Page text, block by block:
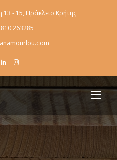
13 - 15, Ηράκλειο Κρήτης
263285